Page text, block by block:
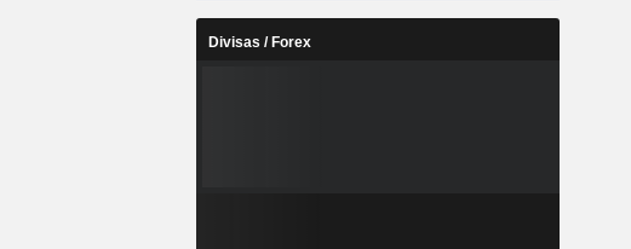
Divisas / Forex